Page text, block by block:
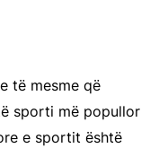
të mesme që
sporti më popullor
e sportit është